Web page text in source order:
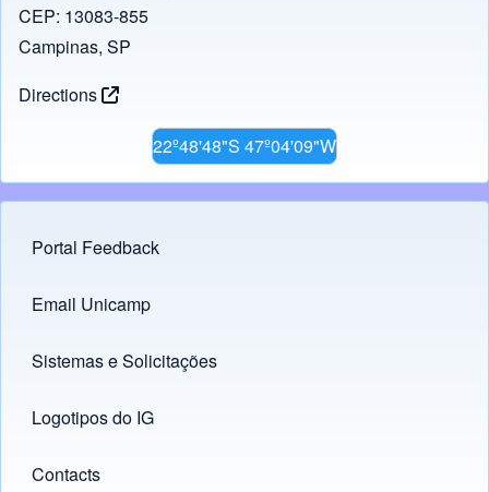
CEP: 13083-855
Campinas, SP
Directions
22º48'48"S 47º04'09"W
Footer menu
Portal Feedback
Links
Email Unicamp
(opens in new tab)
Sistemas e Solicitações
(opens in new tab)
Logotipos do IG
(opens in new tab)
Contacts